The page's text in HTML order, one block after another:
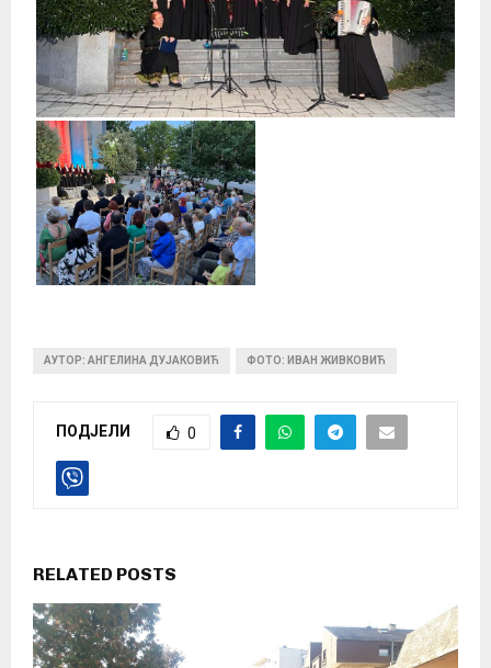
АУТОР: АНГЕЛИНА ДУЈАКОВИЋ ФОТО: ИВАН ЖИВКОВИЋ
ПОДЈЕЛИ 0
RELATED POSTS